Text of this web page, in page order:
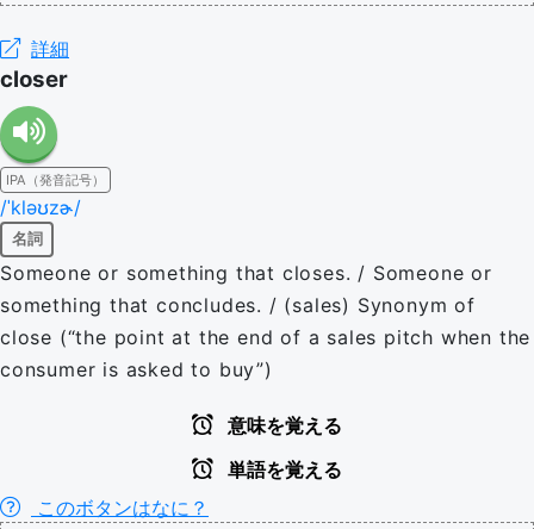
詳細
closer
IPA（発音記号）
/ˈkləʊzɚ/
名詞
Someone or something that closes. / Someone or
something that concludes. / (sales) Synonym of
close (“the point at the end of a sales pitch when the
consumer is asked to buy”)
意味を覚える
単語を覚える
このボタンはなに？